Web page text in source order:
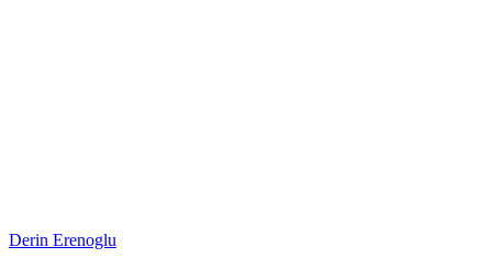
Derin Erenoglu